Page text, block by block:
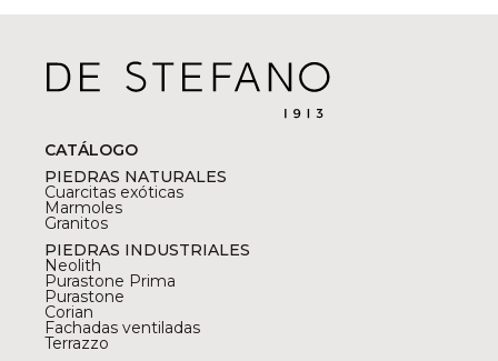
CATÁLOGO
PIEDRAS NATURALES
Cuarcitas exóticas
Marmoles
Granitos
PIEDRAS INDUSTRIALES
Neolith
Purastone Prima
Purastone
Corian
Fachadas ventiladas
Terrazzo